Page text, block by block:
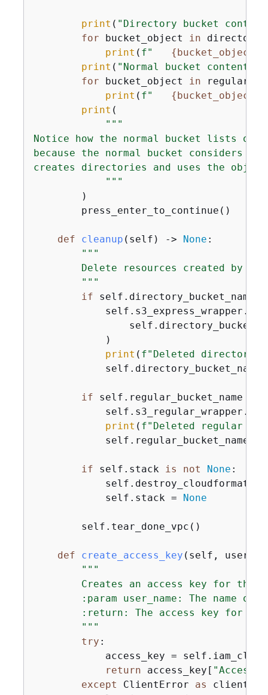
print ( "Directory bucket
for bucket_object in
print ( f" {bucket_object[
print ( "Normal bucket content"
for bucket_object in
print ( f" {bucket_object[
print (
"""
Notice how the normal bucket lists
because the normal bucket
creates directories and uses the
            """
        )
        press_enter_to_continue()
def cleanup ( self ) -> None :
"""
Delete resources created by
        """
if self.directory_bucket_name
            )
print ( f"Deleted directory
if self.regular_bucket_name
print ( f"Deleted regular
            self.regular_bucket_name =
if self.stack is not None :
            self.stack =
None
        self.tear_done_vpc()
def create_access_key ( self,
"""
Creates an access key for the
:param user_name: The name of
:return: The access key for
        """
try :
access_key =
return access_key[
except ClientError as